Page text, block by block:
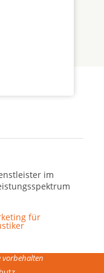
im
für
vorbehalten